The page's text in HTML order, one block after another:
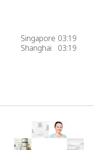
Singapore 03:19
Shanghai
03:19